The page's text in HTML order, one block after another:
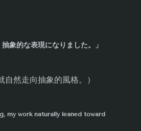
象的な表現になりました。」
自然走向抽象的風格。）
my work naturally leaned toward